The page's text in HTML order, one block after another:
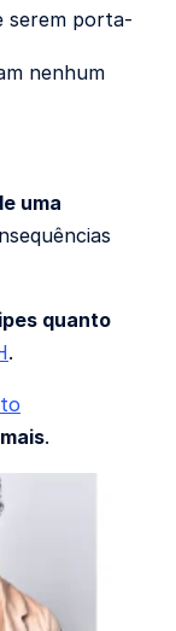
serem porta-
nenhum
uma
quanto
.
.